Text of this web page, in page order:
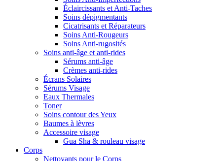
Éclaircissants et Anti-Taches
Soins dépigmentants
Cicatrisants et Réparateurs
Soins Anti-Rougeurs
Soins Anti-rugosités
Soins anti-âge et anti-rides
Sérums anti-âge
Crèmes anti-rides
Écrans Solaires
Sérums Visage
Eaux Thermales
Toner
Soins contour des Yeux
Baumes à lèvres
Accessoire visage
Gua Sha & rouleau visage
Corps
Nettoyants pour le Corps